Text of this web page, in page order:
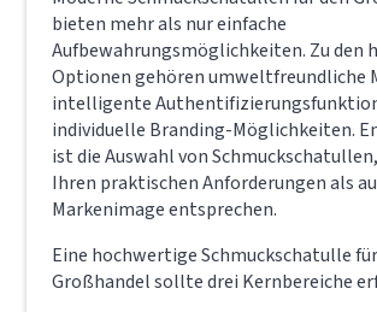
bieten mehr als nur einfache
Aufbewahrungsmöglichkeiten. Zu den
Optionen gehören umweltfreundliche
intelligente
individuelle Branding-Möglichkeiten.
ist die Auswahl von
Ihren praktischen Anforderungen als
Markenimage entsprechen.
Eine hochwertige Schmuckschatulle
Großhandel sollte drei Kernbereiche